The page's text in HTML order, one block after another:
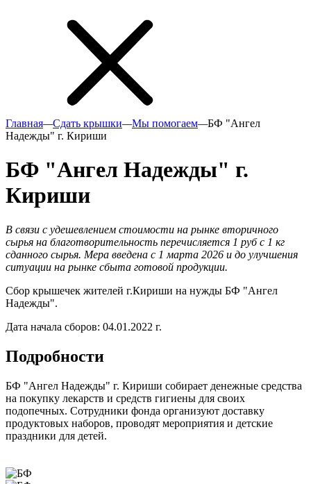
Главная—Сдать крышки—Мы помогаем—БФ "Ангел
Надежды" г. Кириши
БФ "Ангел Надежды" г.
Кириши
В связи с удешевлением стоимости на рынке вторичного
сырья на благотворительность перечисляется 1 руб с 1 кг
сданного сырья. Мера введена с 1 марта 2026 и до улучшения
ситуации на рынке сбыта готовой продукции.
Сбор крышечек жителей г.Кириши на нужды БФ "Ангел
Надежды".
Дата начала сборов: 04.01.2022 г.
Подробности
БФ "Ангел Надежды" г. Кириши собирает денежные средства
на покупку лекарств и средств гигиены для своих
подопечных. Сотрудники фонда организуют доставку
продуктовых наборов, проводят мероприятия и детские
праздники для детей.